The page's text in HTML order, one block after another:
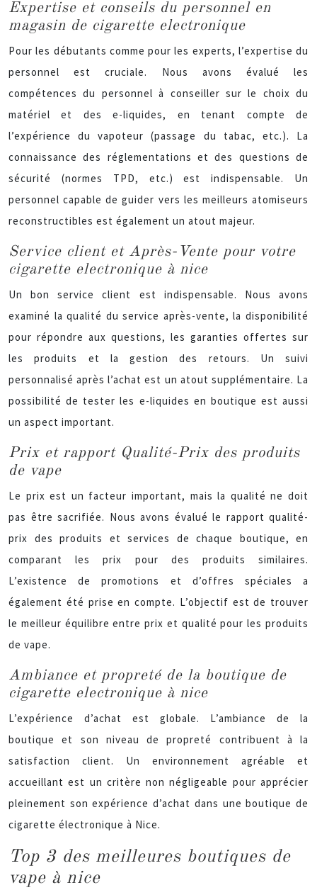
Expertise et conseils du personnel en
magasin de cigarette electronique
Pour les débutants comme pour les experts, l’expertise du
personnel est cruciale. Nous avons évalué les
compétences du personnel à conseiller sur le choix du
matériel et des e-liquides, en tenant compte de
l’expérience du vapoteur (passage du tabac, etc.). La
connaissance des réglementations et des questions de
sécurité (normes TPD, etc.) est indispensable. Un
personnel capable de guider vers les meilleurs atomiseurs
reconstructibles est également un atout majeur.
Service client et Après-Vente pour votre
cigarette electronique à nice
Un bon service client est indispensable. Nous avons
examiné la qualité du service après-vente, la disponibilité
pour répondre aux questions, les garanties offertes sur
les produits et la gestion des retours. Un suivi
personnalisé après l’achat est un atout supplémentaire. La
possibilité de tester les e-liquides en boutique est aussi
un aspect important.
Prix et rapport Qualité-Prix des produits
de vape
Le prix est un facteur important, mais la qualité ne doit
pas être sacrifiée. Nous avons évalué le rapport qualité-
prix des produits et services de chaque boutique, en
comparant les prix pour des produits similaires.
L’existence de promotions et d’offres spéciales a
également été prise en compte. L’objectif est de trouver
le meilleur équilibre entre prix et qualité pour les produits
de vape.
Ambiance et propreté de la boutique de
cigarette electronique à nice
L’expérience d’achat est globale. L’ambiance de la
boutique et son niveau de propreté contribuent à la
satisfaction client. Un environnement agréable et
accueillant est un critère non négligeable pour apprécier
pleinement son expérience d’achat dans une boutique de
cigarette électronique à Nice.
Top 3 des meilleures boutiques de
vape à nice